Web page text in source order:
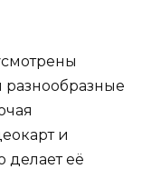
и
делает её